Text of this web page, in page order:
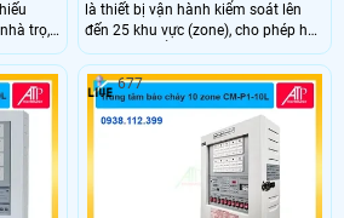
trọ,
cấp sự
với
30 khu
là thiết bị vận hành kiểm soát lên
đến 25 khu vực (zone), cho phép hệ
thống có thể giám sát nhiều khu vực
khác nhau trong một công trình
hoặc tòa nhà, giúp phát hiện sớm
các dấu hiệu cháy hoặc khói, từ đó
đưa ra cảnh báo kịp thời nhằm
tránh mọi sư nguy hiểm từ hỏa
677